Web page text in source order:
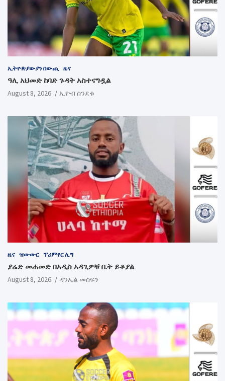
ኢትዮጵያውያን በውጪ ዜና
ዓሊ አህመድ ከባድ ጉዳት አስተናግዷል
August 8, 2026 ኢዮብ ሰንደቁ
ዜና ዝውውር ፕሪምየር ሊግ
ያሬድ መሐመድ በአዲስ አዳጊዎቹ ቤት ይቆያል
August 8, 2026 ዳንኤል መስፍን